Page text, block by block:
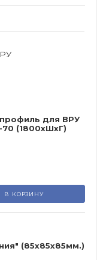
для ВРУ
(1800хШхГ)
В КОРЗИНУ
(85х85х85мм.)